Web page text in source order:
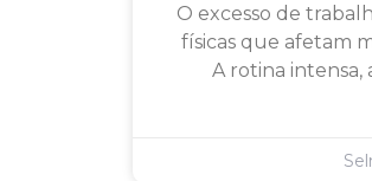
O excesso de
físicas que afetam
A rotina intensa,